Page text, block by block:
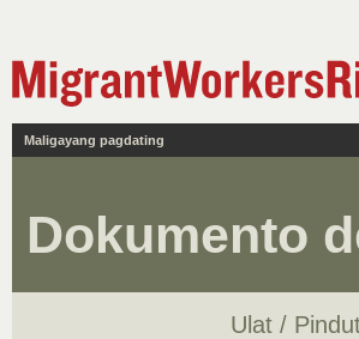
Maligayang pagdating
Dokumento
Ulat /